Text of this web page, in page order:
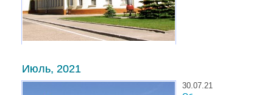
Июль, 2021
30.07.21